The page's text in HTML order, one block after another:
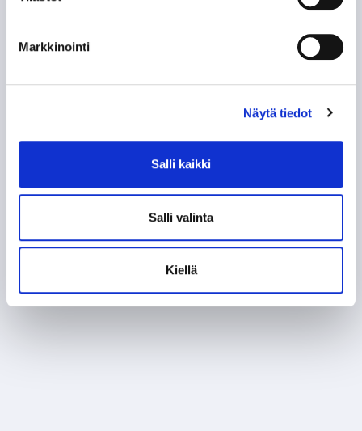
Markkinointi
Näytä tiedot
Salli kaikki
Salli valinta
Kiellä